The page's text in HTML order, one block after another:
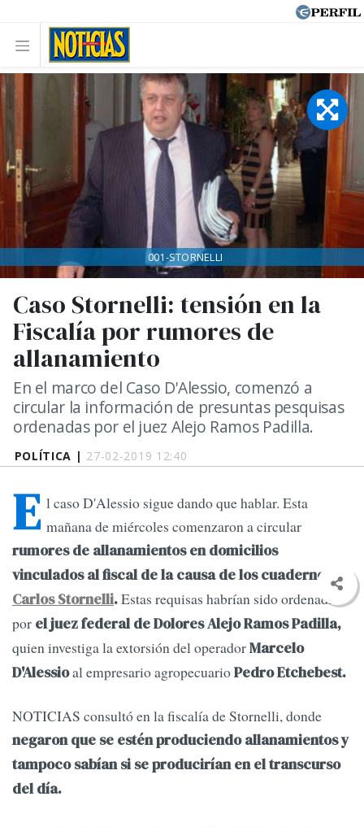
POLÍTICA | 27-02-2019 12:40
Caso Stornelli: tensión en la
Fiscalía por rumores de
allanamiento
En el marco del Caso D'Alessio, comenzó a
circular la información de presuntas pesquisas
ordenadas por el juez Alejo Ramos Padilla.
001-STORNELLI
E l caso D'Alessio sigue dando que hablar. Esta
mañana de miércoles comenzaron a circular
rumores de allanamientos en domicilios
vinculados al fiscal de la causa de los cuadernos,
Carlos Stornelli.Estas requisas habrían sido ordenadas
por el juez federal de Dolores Alejo Ramos Padilla,
quien investiga la extorsión del operadorMarcelo
D'Alessioal empresario agropecuarioPedro Etchebest.
NOTICIAS consultó en la fiscalía de Stornelli, donde
negaron que se estén produciendo allanamientos y
tampoco sabían si se producirían en el transcurso
del día.